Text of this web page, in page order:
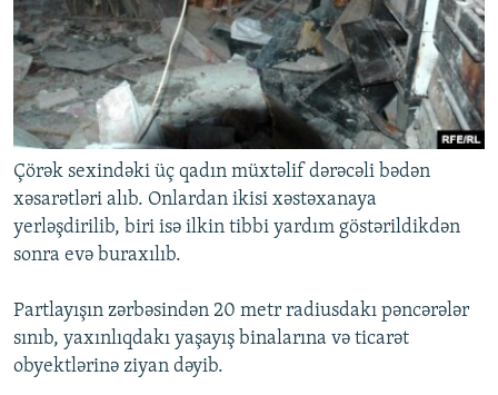
Çörək sexindəki üç qadın müxtəlif dərəcəli bədən
xəsarətləri alıb. Onlardan ikisi xəstəxanaya
yerləşdirilib, biri isə ilkin tibbi yardım göstərildikdən
sonra evə buraxılıb.
Partlayışın zərbəsindən 20 metr radiusdakı pəncərələr
sınıb, yaxınlıqdakı yaşayış binalarına və ticarət
obyektlərinə ziyan dəyib.